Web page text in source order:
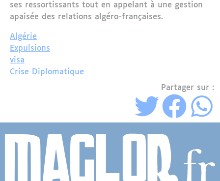
ses ressortissants tout en appelant à une gestion
apaisée des relations algéro-françaises.
Algérie
Expulsions
visa
Crise Diplomatique
Partager sur :